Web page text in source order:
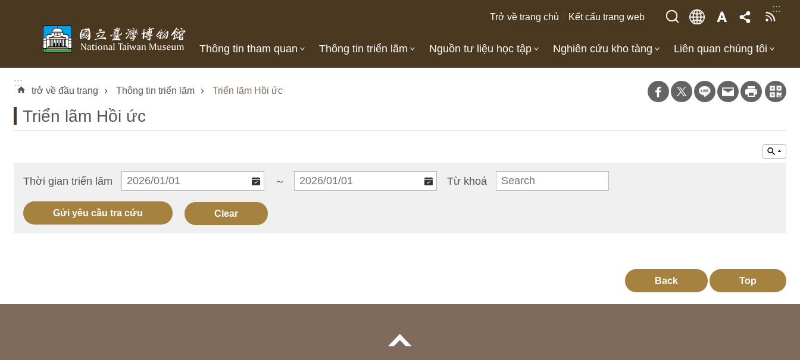
:::
Trở về trang chủ Kết cấu trang web
Thông tin tham quan Thông tin triển lãm Nguồn tư liệu học tập Nghiên cứu kho tàng Liên quan chúng tôi
:::
trở về đầu trang Thông tin triển lãm Triển lãm Hồi ức
Triển lãm Hồi ức
Thời gian triển lãm ～ Từ khoá
Back Top